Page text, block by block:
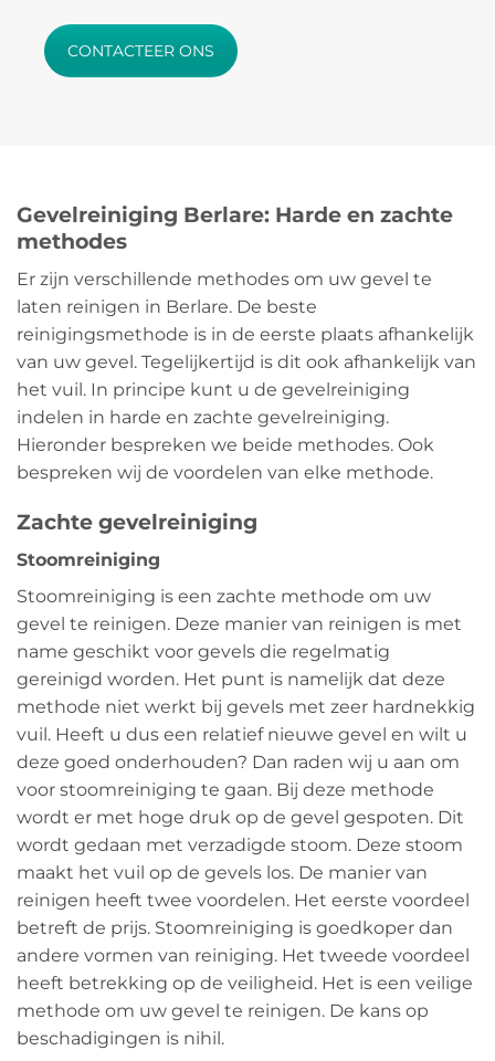
CONTACTEER ONS
Gevelreiniging Berlare: Harde en zachte
methodes
Er zijn verschillende methodes om uw gevel te
laten reinigen in Berlare. De beste
reinigingsmethode is in de eerste plaats afhankelijk
van uw gevel. Tegelijkertijd is dit ook afhankelijk van
het vuil. In principe kunt u de gevelreiniging
indelen in harde en zachte gevelreiniging.
Hieronder bespreken we beide methodes. Ook
bespreken wij de voordelen van elke methode.
Zachte gevelreiniging
Stoomreiniging
Stoomreiniging is een zachte methode om uw
gevel te reinigen. Deze manier van reinigen is met
name geschikt voor gevels die regelmatig
gereinigd worden. Het punt is namelijk dat deze
methode niet werkt bij gevels met zeer hardnekkig
vuil. Heeft u dus een relatief nieuwe gevel en wilt u
deze goed onderhouden? Dan raden wij u aan om
voor stoomreiniging te gaan. Bij deze methode
wordt er met hoge druk op de gevel gespoten. Dit
wordt gedaan met verzadigde stoom. Deze stoom
maakt het vuil op de gevels los. De manier van
reinigen heeft twee voordelen. Het eerste voordeel
betreft de prijs. Stoomreiniging is goedkoper dan
andere vormen van reiniging. Het tweede voordeel
heeft betrekking op de veiligheid. Het is een veilige
methode om uw gevel te reinigen. De kans op
beschadigingen is nihil.